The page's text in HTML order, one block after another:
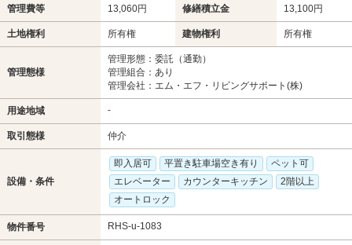
管理費等 13,060円 修繕積立金 13,100円
土地権利 所有権 建物権利 所有権
管理態様
管理形態：委託（通勤）
管理組合：あり
管理会社：エム・エフ・リビングサポート(株)
用途地域 -
取引態様 仲介
設備・条件
即入居可 平置き駐車場空き有り
ペット可
エレベーター
カウンターキッチン
2階以上
オートロック
物件番号 RHS-u-1083